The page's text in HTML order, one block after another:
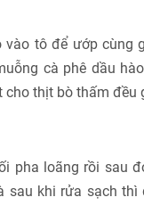
tô để ướp cùng
cà phê dầu
cho thịt bò thấm đều
pha loãng rồi sau
khi rửa sạch